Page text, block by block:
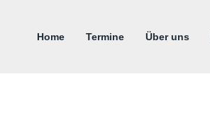
Home Termine Über uns